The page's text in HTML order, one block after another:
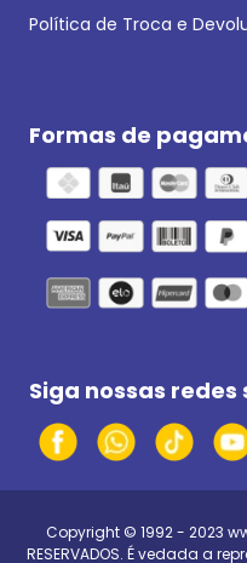
Política de Troca e
Formas de
Siga nossas redes
Copyright © 1992 - 2023
RESERVADOS. É vedada a